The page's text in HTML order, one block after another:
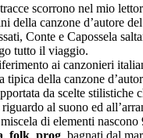
scorrono nel mio
della canzone d’autore
Conte e Capossela
tutto il viaggio.
ai canzonieri
tipica della canzone
da scelte stilistiche
al suono ed
di elementi
, folk, prog, bagnati dal